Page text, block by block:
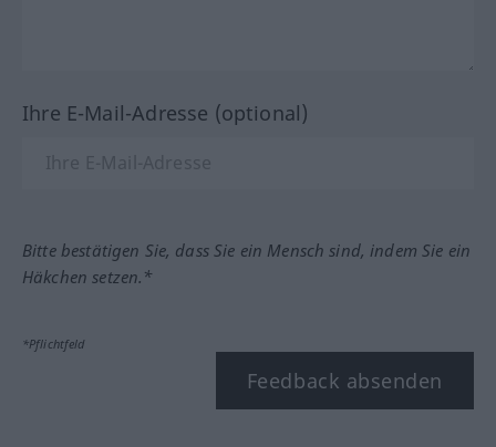
Ihre E-Mail-Adresse (optional)
Bitte bestätigen Sie, dass Sie ein Mensch sind, indem Sie ein
Häkchen setzen.*
*Pflichtfeld
Feedback absenden